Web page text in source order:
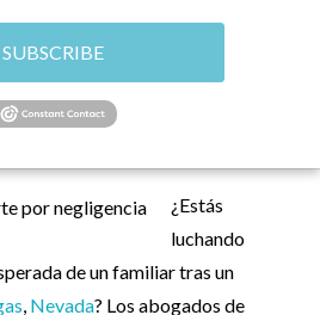
LESIONES PERSONALES
DE MUERTE POR
¿Estás
luchando
de un familiar tras un
Nevada? Los abogados de
SUBSCRIBE